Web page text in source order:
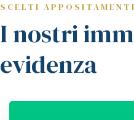
SCELTI
I nostri
evidenza